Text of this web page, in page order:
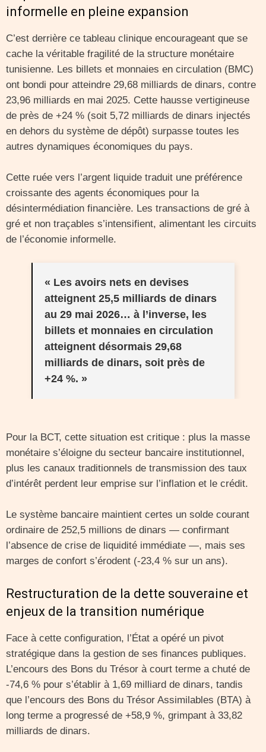
informelle en pleine expansion
C’est derrière ce tableau clinique encourageant que se
cache la véritable fragilité de la structure monétaire
tunisienne. Les billets et monnaies en circulation (BMC)
ont bondi pour atteindre 29,68 milliards de dinars, contre
23,96 milliards en mai 2025. Cette hausse vertigineuse
de près de +24 % (soit 5,72 milliards de dinars injectés
en dehors du système de dépôt) surpasse toutes les
autres dynamiques économiques du pays.
Cette ruée vers l’argent liquide traduit une préférence
croissante des agents économiques pour la
désintermédiation financière. Les transactions de gré à
gré et non traçables s’intensifient, alimentant les circuits
de l’économie informelle.
« Les avoirs nets en devises
atteignent 25,5 milliards de dinars
au 29 mai 2026… à l’inverse, les
billets et monnaies en circulation
atteignent désormais 29,68
milliards de dinars, soit près de
+24 %. »
Pour la BCT, cette situation est critique : plus la masse
monétaire s’éloigne du secteur bancaire institutionnel,
plus les canaux traditionnels de transmission des taux
d’intérêt perdent leur emprise sur l’inflation et le crédit.
Le système bancaire maintient certes un solde courant
ordinaire de 252,5 millions de dinars — confirmant
l’absence de crise de liquidité immédiate —, mais ses
marges de confort s’érodent (-23,4 % sur un ans).
Restructuration de la dette souveraine et
enjeux de la transition numérique
Face à cette configuration, l’État a opéré un pivot
stratégique dans la gestion de ses finances publiques.
L’encours des Bons du Trésor à court terme a chuté de
-74,6 % pour s’établir à 1,69 milliard de dinars, tandis
que l’encours des Bons du Trésor Assimilables (BTA) à
long terme a progressé de +58,9 %, grimpant à 33,82
milliards de dinars.